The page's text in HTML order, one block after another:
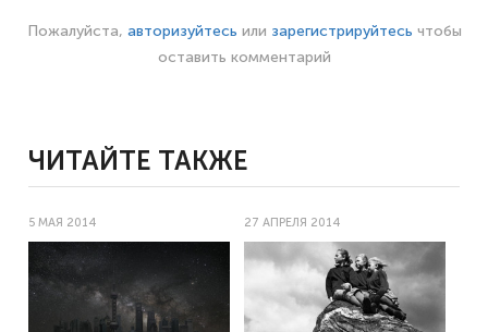
Пожалуйста, авторизуйтесь или зарегистрируйтесь чтобы
оставить комментарий
ЧИТАЙТЕ ТАКЖЕ
5 МАЯ 2014 27 АПРЕЛЯ 2014